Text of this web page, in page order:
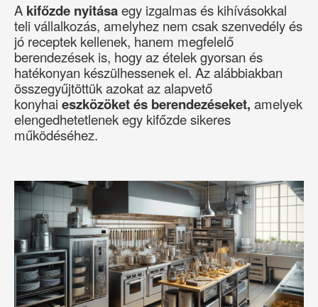
A kifőzde nyitásaegy izgalmas és kihívásokkal
teli vállalkozás, amelyhez nem csak szenvedély és
jó receptek kellenek, hanem megfelelő
berendezések is, hogy az ételek gyorsan és
hatékonyan készülhessenek el. Az alábbiakban
összegyűjtöttük azokat az alapvető
konyhai eszközöket és berendezéseket, amelyek
elengedhetetlenek egy kifőzde sikeres
működéséhez.